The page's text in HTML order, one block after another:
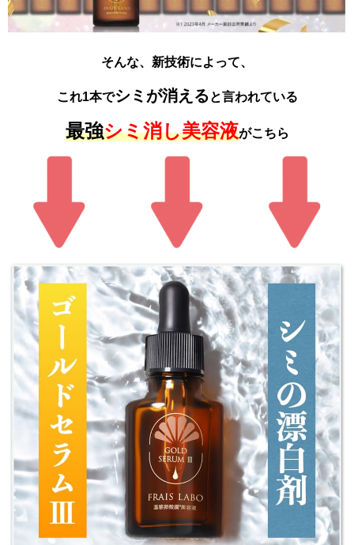
そんな、新技術によって、
これ1本でシミが消えると言われている
最強シミ消し美容液がこちら